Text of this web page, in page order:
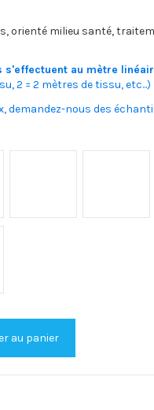
orienté milieu santé,
s'effectuent au mètre
2 = 2 mètres de tissu, etc...)
demandez-nous des
au panier